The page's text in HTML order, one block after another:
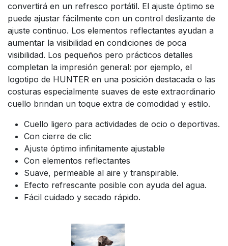
convertirá en un refresco portátil. El ajuste óptimo se
puede ajustar fácilmente con un control deslizante de
ajuste continuo. Los elementos reflectantes ayudan a
aumentar la visibilidad en condiciones de poca
visibilidad. Los pequeños pero prácticos detalles
completan la impresión general: por ejemplo, el
logotipo de HUNTER en una posición destacada o las
costuras especialmente suaves de este extraordinario
cuello brindan un toque extra de comodidad y estilo.
Cuello ligero para actividades de ocio o deportivas.
Con cierre de clic
Ajuste óptimo infinitamente ajustable
Con elementos reflectantes
Suave, permeable al aire y transpirable.
Efecto refrescante posible con ayuda del agua.
Fácil cuidado y secado rápido.